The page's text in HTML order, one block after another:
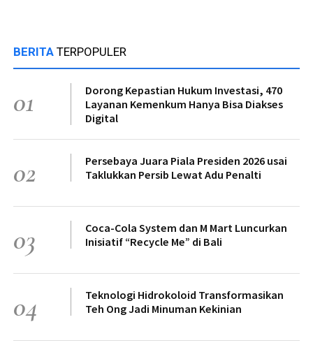
BERITA TERPOPULER
01
Dorong Kepastian Hukum Investasi, 470
Layanan Kemenkum Hanya Bisa Diakses
Digital
02
Persebaya Juara Piala Presiden 2026 usai
Taklukkan Persib Lewat Adu Penalti
03
Coca-Cola System dan M Mart Luncurkan
Inisiatif “Recycle Me” di Bali
04
Teknologi Hidrokoloid Transformasikan
Teh Ong Jadi Minuman Kekinian